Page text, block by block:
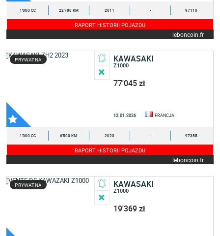
1'000 CC 22'788 KM 2011 - 97110
RAPORT HISTORII POJAZDU
leboncoin.fr
PRYWATNA KAWASAKI
Z1000
77'045 zł
12.01.2026 FRANCJA
1'000 CC 6'500 KM 2023 - 97355
RAPORT HISTORII POJAZDU
leboncoin.fr
PRYWATNA KAWASAKI
Z1000
19'369 zł